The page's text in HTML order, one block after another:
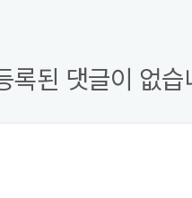
록된 댓글이 없습